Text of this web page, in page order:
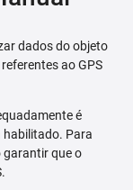
dados do objeto
ao GPS
é
habilitado. Para
garantir que o